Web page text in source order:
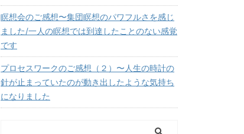
瞑想会のご感想〜集団瞑想のパワフルさを感じ
ました/一人の瞑想では到達したことのない感覚
です
プロセスワークのご感想（２）〜人生の時計の
針が止まっていたのが動き出したような気持ち
になりました